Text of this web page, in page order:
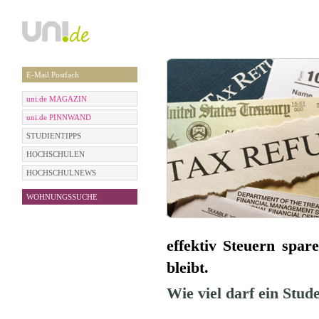
E-Mail Postfach
uni.de MAGAZIN
uni.de PINNWAND
STUDIENTIPPS
HOCHSCHULEN
HOCHSCHULNEWS
WOHNUNGSSUCHE
effektiv Steuern
bleibt.
Wie viel darf ein